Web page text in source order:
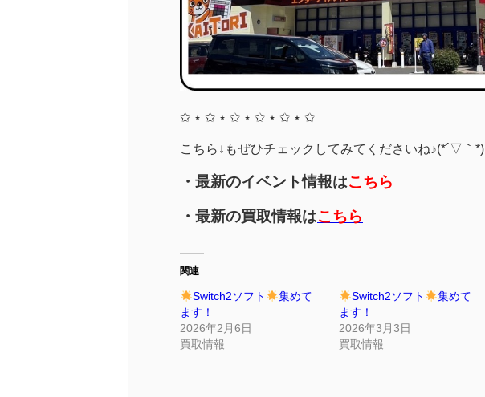
✩ ⋆ ✩ ⋆ ✩ ⋆ ✩ ⋆ ✩ ⋆ ✩
こちら↓もぜひチェックしてみてくださいね♪(*´▽｀*)
・最新のイベント情報はこちら
・最新の買取情報はこちら
関連
Switch2ソフト
集めて
ます！
2026年2月6日
買取情報
Switch2ソフト
集めて
ます！
2026年3月3日
買取情報